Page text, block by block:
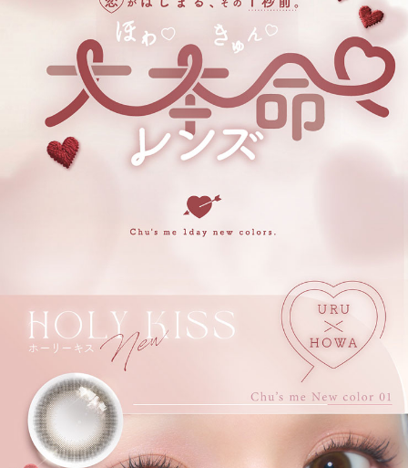
チョコブラウン【CHOCO BROWN】
ぼかしフチが包み込む、とろけるチョコブラウン
ベイビーブラウン【BABY BROWN】
赤ちゃんのような透明感。ピュアな裸眼系ブラウン。
モイストブラウン【MOIST BROWN】
シフォンブラウン【CHIFFON BROWN】